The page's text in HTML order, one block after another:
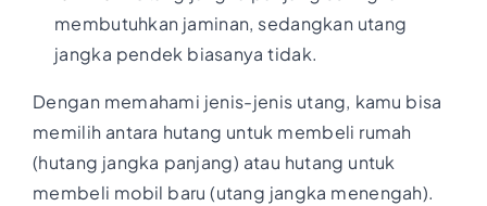
membutuhkan jaminan, sedangkan utang
jangka pendek biasanya tidak.
Dengan memahami jenis-jenis utang, kamu bisa
memilih antara hutang untuk membeli rumah
(hutang jangka panjang) atau hutang untuk
membeli mobil baru (utang jangka menengah).